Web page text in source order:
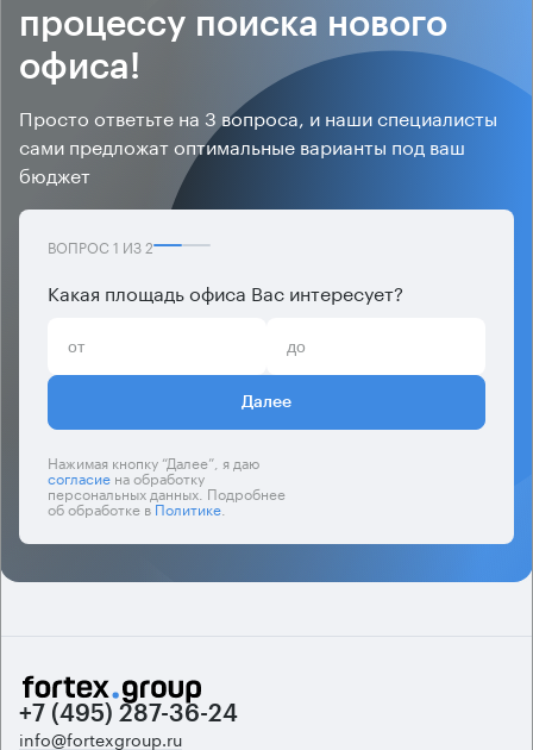
процессу поиска нового
офиса!
Просто ответьте на 3 вопроса, и наши специалисты
сами предложат оптимальные варианты под ваш
бюджет
ВОПРОС 1 ИЗ2
Какая площадь офиса Вас интересует?
Далее
Нажимая кнопку “Далее”, я даю
согласиена обработку
персональных данных. Подробнее
об обработке вПолитике.
+7 (495) 287-36-24
info@fortexgroup.ru